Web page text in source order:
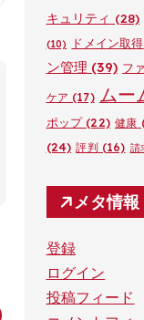
キュリティ (28)
(10)
ドメイン取得
ン管理 (39) フ
ケア (17) ムー
ポップ(22) 健康
(24) 評判 (16) 請
メタ情報
登録
ログイン
投稿フィード